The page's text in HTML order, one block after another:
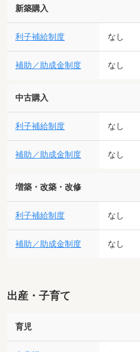
新築購入
利子補給制度 なし
補助／助成金制度 なし
中古購入
利子補給制度 なし
補助／助成金制度 なし
増築・改築・改修
利子補給制度 なし
補助／助成金制度 なし
出産・子育て
育児